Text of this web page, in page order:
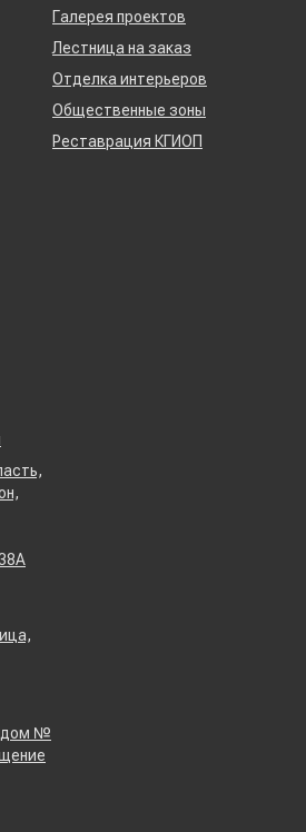
Галерея проектов
Лестница на заказ
Отделка интерьеров
Общественные зоны
Реставрация КГИОП
дом №